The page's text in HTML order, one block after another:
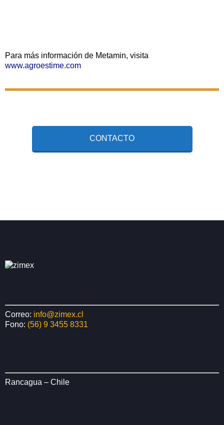
Para más información de Metamin, visita
www.agroestime.com
CONTACTO
Correo: info@zimex.cl
Fono: (56) 9 3455 8331
Rancagua – Chile